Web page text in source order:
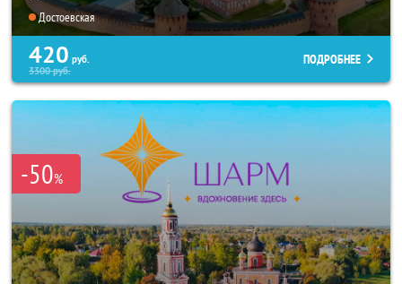
Достоевская
420 руб.
3300руб.
ПОДРОБНЕЕ
-50%